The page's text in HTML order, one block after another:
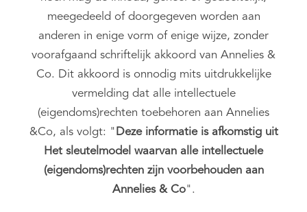
meegedeeld of doorgegeven worden aan
anderen in enige vorm of enige wijze, zonder
voorafgaand schriftelijk akkoord van Annelies &
Co. Dit akkoord is onnodig mits uitdrukkelijke
vermelding dat alle intellectuele
(eigendoms)rechten toebehoren aan Annelies
&Co, als volgt: " Deze informatie is afkomstig uit
Het sleutelmodel waarvan alle intellectuele
(eigendoms)rechten zijn voorbehouden aan
Annelies & Co".